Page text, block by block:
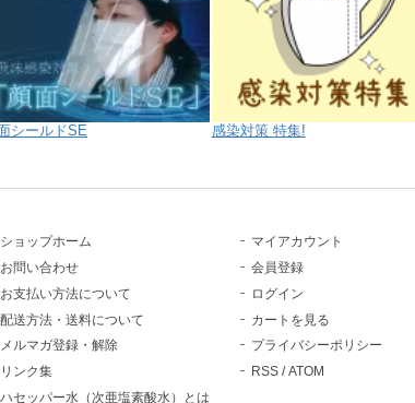
シールドSE 感染対策 特集!
ショップホーム
お問い合わせ
お支払い方法について
配送方法・送料について
メルマガ登録・解除
リンク集
ハセッパー水（次亜塩素酸水）とは
マイアカウント
会員登録
ログイン
カートを見る
プライバシーポリシー
RSS /ATOM